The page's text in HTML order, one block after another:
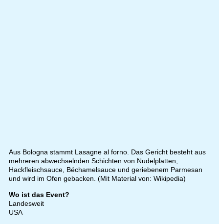
Aus Bologna stammt Lasagne al forno. Das Gericht besteht aus
mehreren abwechselnden Schichten von Nudelplatten,
Hackfleischsauce, Béchamelsauce und geriebenem Parmesan
und wird im Ofen gebacken. (Mit Material von: Wikipedia)
Wo ist das Event?
Landesweit
USA